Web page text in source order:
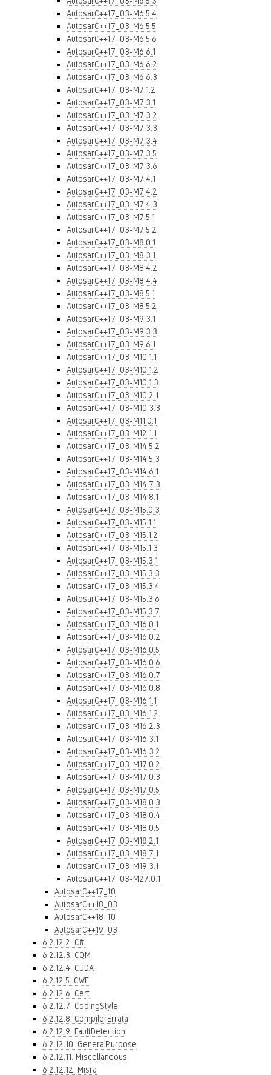
AutosarC++17_03-M6.5.4
AutosarC++17_03-M6.5.5
AutosarC++17_03-M6.5.6
AutosarC++17_03-M6.6.1
AutosarC++17_03-M6.6.2
AutosarC++17_03-M6.6.3
AutosarC++17_03-M7.1.2
AutosarC++17_03-M7.3.1
AutosarC++17_03-M7.3.2
AutosarC++17_03-M7.3.3
AutosarC++17_03-M7.3.4
AutosarC++17_03-M7.3.5
AutosarC++17_03-M7.3.6
AutosarC++17_03-M7.4.1
AutosarC++17_03-M7.4.2
AutosarC++17_03-M7.4.3
AutosarC++17_03-M7.5.1
AutosarC++17_03-M7.5.2
AutosarC++17_03-M8.0.1
AutosarC++17_03-M8.3.1
AutosarC++17_03-M8.4.2
AutosarC++17_03-M8.4.4
AutosarC++17_03-M8.5.1
AutosarC++17_03-M8.5.2
AutosarC++17_03-M9.3.1
AutosarC++17_03-M9.3.3
AutosarC++17_03-M9.6.1
AutosarC++17_03-M10.1.1
AutosarC++17_03-M10.1.2
AutosarC++17_03-M10.1.3
AutosarC++17_03-M10.2.1
AutosarC++17_03-M10.3.3
AutosarC++17_03-M11.0.1
AutosarC++17_03-M12.1.1
AutosarC++17_03-M14.5.2
AutosarC++17_03-M14.5.3
AutosarC++17_03-M14.6.1
AutosarC++17_03-M14.7.3
AutosarC++17_03-M14.8.1
AutosarC++17_03-M15.0.3
AutosarC++17_03-M15.1.1
AutosarC++17_03-M15.1.2
AutosarC++17_03-M15.1.3
AutosarC++17_03-M15.3.1
AutosarC++17_03-M15.3.3
AutosarC++17_03-M15.3.4
AutosarC++17_03-M15.3.6
AutosarC++17_03-M15.3.7
AutosarC++17_03-M16.0.1
AutosarC++17_03-M16.0.2
AutosarC++17_03-M16.0.5
AutosarC++17_03-M16.0.6
AutosarC++17_03-M16.0.7
AutosarC++17_03-M16.0.8
AutosarC++17_03-M16.1.1
AutosarC++17_03-M16.1.2
AutosarC++17_03-M16.2.3
AutosarC++17_03-M16.3.1
AutosarC++17_03-M16.3.2
AutosarC++17_03-M17.0.2
AutosarC++17_03-M17.0.3
AutosarC++17_03-M17.0.5
AutosarC++17_03-M18.0.3
AutosarC++17_03-M18.0.4
AutosarC++17_03-M18.0.5
AutosarC++17_03-M18.2.1
AutosarC++17_03-M18.7.1
AutosarC++17_03-M19.3.1
AutosarC++17_03-M27.0.1
AutosarC++17_10
AutosarC++18_03
AutosarC++18_10
AutosarC++19_03
6.2.12.2. C#
6.2.12.3. CQM
6.2.12.4. CUDA
6.2.12.5. CWE
6.2.12.6. Cert
6.2.12.7. CodingStyle
6.2.12.8. CompilerErrata
6.2.12.9. FaultDetection
6.2.12.10. GeneralPurpose
6.2.12.11. Miscellaneous
6.2.12.12. Misra